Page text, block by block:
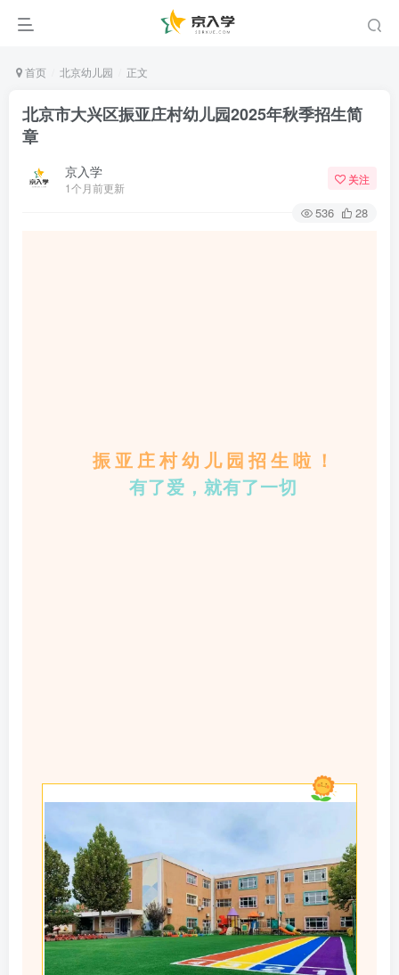
首页 北京幼儿园 正文
北京市大兴区振亚庄村幼儿园2025年秋季招生简
章
京入学
1个月前更新
关注
536 28
振亚庄村幼儿园招生啦！
有了爱，就有了一切